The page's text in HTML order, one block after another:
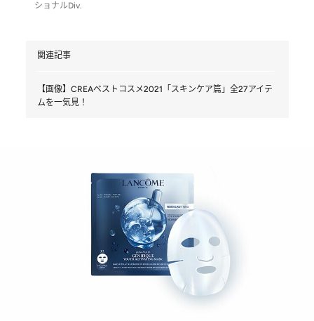
ショナルDiv.
関連記事
【画像】CREAベストコスメ2021「スキンケア篇」全27アイテ
ムを一気見！